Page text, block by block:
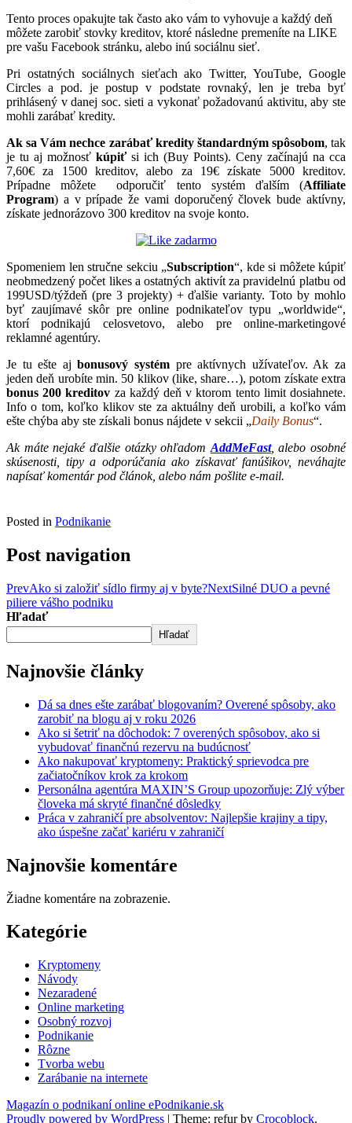
Tento proces opakujte tak často ako vám to vyhovuje a každý deň
môžete zarobiť stovky kreditov, ktoré následne premeníte na LIKE
pre vašu Facebook stránku, alebo inú sociálnu sieť.
Pri ostatných sociálnych sieťach ako Twitter, YouTube, Google
Circles a pod. je postup v podstate rovnaký, len je treba byť
prihlásený v danej soc. sieti a vykonať požadovanú aktivitu, aby ste
mohli zarábať kredity.
Ak sa Vám nechce zarábať kredity štandardným spôsobom, tak
je tu aj možnosť kúpiťsi ich (Buy Points). Ceny začínajú na cca
7,60€ za 1500 kreditov, alebo za 19€ získate 5000 kreditov.
Prípadne môžete odporučiť tento systém ďalším (Affiliate
Program) a v prípade že vami doporučený človek bude aktívny,
získate jednorázovo 300 kreditov na svoje konto.
Spomeniem len stručne sekciu „Subscription“, kde si môžete kúpiť
neobmedzený počet likes a ostatných aktivít za pravidelnú platbu od
199USD/týždeň (pre 3 projekty) + ďalšie varianty. Toto by mohlo
byť zaujímavé skôr pre online podnikateľov typu „worldwide“,
ktorí podnikajú celosvetovo, alebo pre online-marketingové
reklamné agentúry.
Je tu ešte ajbonusový systém pre aktívnych užívateľov. Ak za
jeden deň urobíte min. 50 klikov (like, share…), potom získate extra
bonus 200 kreditov za každý deň v ktorom tento limit dosiahnete.
Info o tom, koľko klikov ste za aktuálny deň urobili, a koľko vám
ešte chýba aby ste získali bonus nájdete v sekcii „Daily Bonus“.
Ak máte nejaké ďalšie otázky ohľadom AddMeFast, alebo osobné
skúsenosti, tipy a odporúčania ako získavať fanúšikov, neváhajte
napísať komentár pod článok, alebo nám pošlite e-mail.
Posted in Podnikanie
Post navigation
PrevAko si založiť sídlo firmy aj v byte?NextSilné DUO a pevné
piliere vášho podniku
Hľadať
Hľadať
Najnovšie články
Dá sa dnes ešte zarábať blogovaním? Overené spôsoby, ako
zarobiť na blogu aj v roku 2026
Ako si šetriť na dôchodok: 7 overených spôsobov, ako si
vybudovať finančnú rezervu na budúcnosť
Ako nakupovať kryptomeny: Praktický sprievodca pre
začiatočníkov krok za krokom
Personálna agentúra MAXIN’S Group upozorňuje: Zlý výber
človeka má skryté finančné dôsledky
Práca v zahraničí pre absolventov: Najlepšie krajiny a tipy,
ako úspešne začať kariéru v zahraničí
Najnovšie komentáre
Žiadne komentáre na zobrazenie.
Kategórie
Kryptomeny
Návody
Nezaradené
Online marketing
Osobný rozvoj
Podnikanie
Rôzne
Tvorba webu
Zarábanie na internete
Magazín o podnikaní online ePodnikanie.sk
Proudly powered by WordPress | Theme: refur by Crocoblock.